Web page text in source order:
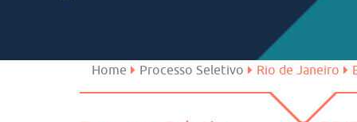
São José dos Campos
Home Processo Seletivo Rio de Janeiro